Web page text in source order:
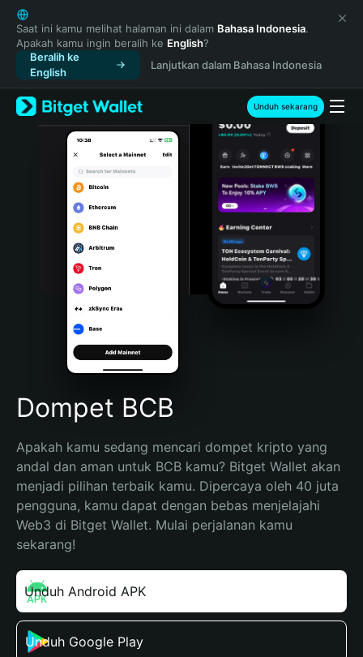
English
日本語
Tiếng Việt
Русский
Español (Latinoamérica)
Türkçe
Italiano
Português (Portugal)
Bahasa Indonesia
Português (Brasil)
Español (Argentina)
Saat ini kamu melihat halaman ini dalam Bahasa Indonesia.
Apakah kamu ingin beralih ke English?
Beralih ke
English
Lanjutkan dalam Bahasa Indonesia
Unduh sekarang
Dompet BCB
Apakah kamu sedang mencari dompet kripto yang
andal dan aman untuk BCB kamu? Bitget Wallet akan
menjadi pilihan terbaik kamu. Dipercaya oleh 40 juta
pengguna, kamu dapat dengan bebas menjelajahi
Web3 di Bitget Wallet. Mulai perjalanan kamu
sekarang!
Unduh Android APK
Unduh Google Play